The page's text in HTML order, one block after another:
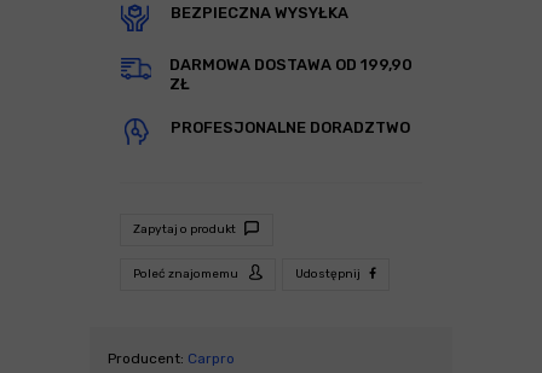
BEZPIECZNA WYSYŁKA
DARMOWA DOSTAWA OD 199,90
ZŁ
PROFESJONALNE DORADZTWO
Zapytaj o produkt
Poleć znajomemu Udostępnij
Producent: Carpro